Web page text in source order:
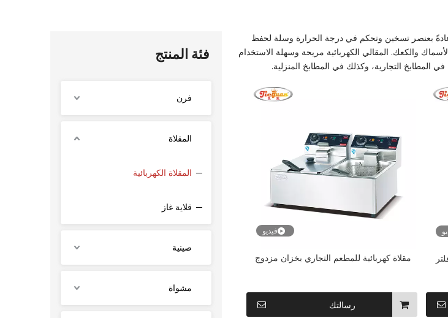
فئة المنتج
فرن
المقلاة
المقلاة الكهربائية
قلاية غاز
صينية
مشواة
عادةً بعنصر تسخين وتحكم في درجة الحرارة وسلة لحفظ
والكعك. المقالي الكهربائية مريحة وسهلة الاستخدام
المطابخ التجارية، وكذلك في المطابخ المنزلية.
مع فلتر
فيديو
مقلاة كهربائية للمطعم التجاري بخزان مزدوج
رسالتك